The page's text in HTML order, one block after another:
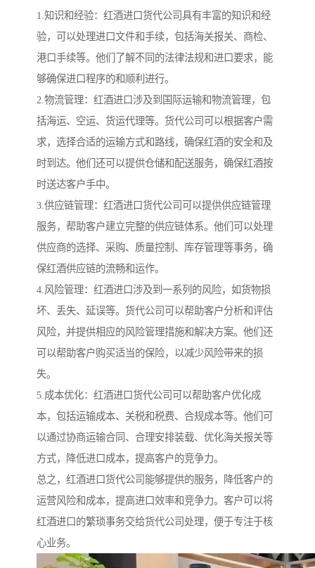
1.知识和经验：红酒进口货代公司具有丰富的知识和经
验，可以处理进口文件和手续，包括海关报关、商检、
港口手续等。他们了解不同的法律法规和进口要求，能
够确保进口程序的和顺利进行。
2.物流管理：红酒进口涉及到国际运输和物流管理，包
括海运、空运、货运代理等。货代公司可以根据客户需
求，选择合适的运输方式和路线，确保红酒的安全和及
时到达。他们还可以提供仓储和配送服务，确保红酒按
时送达客户手中。
3.供应链管理：红酒进口货代公司可以提供供应链管理
服务，帮助客户建立完整的供应链体系。他们可以处理
供应商的选择、采购、质量控制、库存管理等事务，确
保红酒供应链的流畅和运作。
4.风险管理：红酒进口涉及到一系列的风险，如货物损
坏、丢失、延误等。货代公司可以帮助客户分析和评估
风险，并提供相应的风险管理措施和解决方案。他们还
可以帮助客户购买适当的保险，以减少风险带来的损
失。
5.成本优化：红酒进口货代公司可以帮助客户优化成
本，包括运输成本、关税和税费、合规成本等。他们可
以通过协商运输合同、合理安排装载、优化海关报关等
方式，降低进口成本，提高客户的竞争力。
总之，红酒进口货代公司能够提供的服务，降低客户的
运营风险和成本，提高进口效率和竞争力。客户可以将
红酒进口的繁琐事务交给货代公司处理，便于专注于核
心业务。